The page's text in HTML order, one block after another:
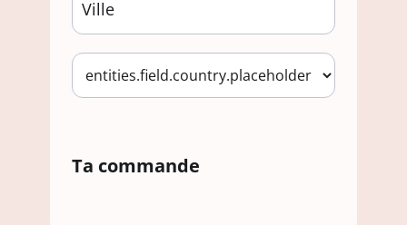
Ta commande